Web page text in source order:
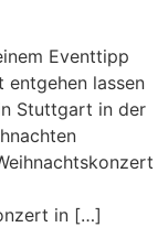
Eventtipp
entgehen lassen
Stuttgart in der
in […]